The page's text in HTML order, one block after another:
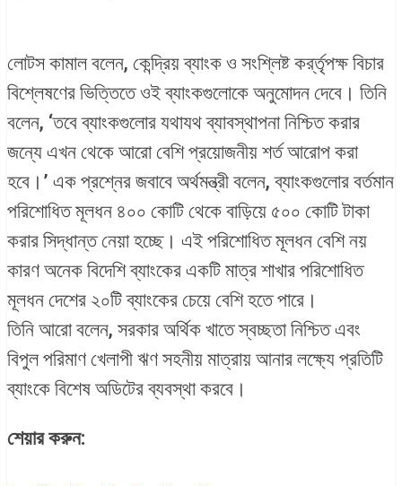
লোটস কামাল বলেন, কেন্দ্রিয় ব্যাংক ও সংশ্লিষ্ট কর্র্তৃপক্ষ বিচার
বিশ্লেষণের ভিত্তিতে ওই ব্যাংকগুলোকে অনুমোদন দেবে। তিনি
বলেন, ‘তবে ব্যাংকগুলোর যথাযথ ব্যাবস্থাপনা নিশ্চিত করার
জন্যে এখন থেকে আরো বেশি প্রয়োজনীয় শর্ত আরোপ করা
হবে।’ এক প্রশ্নের জবাবে অর্থমন্ত্রী বলেন, ব্যাংকগুলোর বর্তমান
পরিশোধিত মূলধন ৪০০ কোটি থেকে বাড়িয়ে ৫০০ কোটি টাকা
করার সিদ্ধান্ত নেয়া হচ্ছে। এই পরিশোধিত মূলধন বেশি নয়
কারণ অনেক বিদেশি ব্যাংকের একটি মাত্র শাখার পরিশোধিত
মূলধন দেশের ২০টি ব্যাংকের চেয়ে বেশি হতে পারে।
তিনি আরো বলেন, সরকার অর্থিক খাতে স্বচ্ছতা নিশ্চিত এবং
বিপুল পরিমাণ খেলাপী ঋণ সহনীয় মাত্রায় আনার লক্ষ্যে প্রতিটি
ব্যাংকে বিশেষ অডিটের ব্যবস্থা করবে।
শেয়ার করুন: